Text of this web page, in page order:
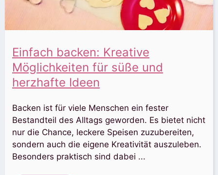
Einfach backen: Kreative
Möglichkeiten für süße und
herzhafte Ideen
Backen ist für viele Menschen ein fester
Bestandteil des Alltags geworden. Es bietet nicht
nur die Chance, leckere Speisen zuzubereiten,
sondern auch die eigene Kreativität auszuleben.
Besonders praktisch sind dabei ...